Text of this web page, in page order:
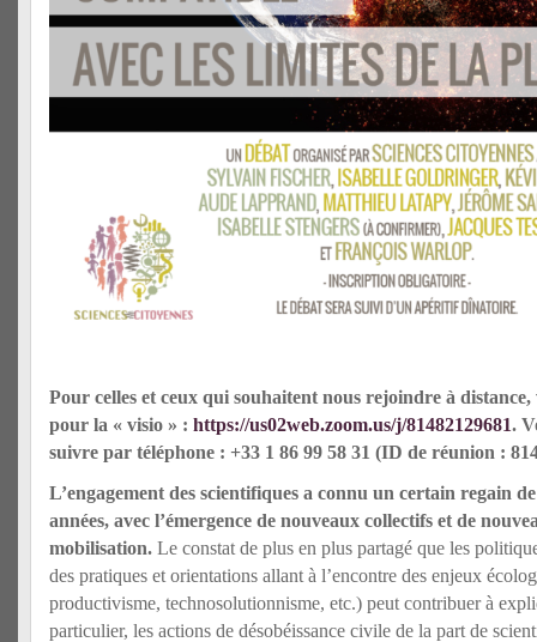
Pour celles et ceux qui souhaitent nous rejoindre à
pour la « visio » : https://us02web.zoom.us/j/81482129681.
suivre par téléphone : +33 1 86 99 58 31 (ID de réunion :
L’engagement des scientifiques a connu un certain regain
années, avec l’émergence de nouveaux collectifs et de
mobilisation. Le constat de plus en plus partagé que les
des pratiques et orientations allant à l’encontre des enjeux
productivisme, technosolutionnisme, etc.) peut contribuer à
particulier, les actions de désobéissance civile de la part de